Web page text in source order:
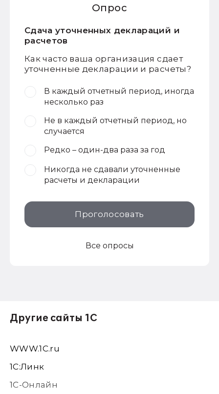
Опрос
Сдача уточненных деклараций и
расчетов
Как часто ваша организация сдает
уточненные декларации и расчеты?
В каждый отчетный период, иногда
несколько раз
Не в каждый отчетный период, но
случается
Редко – один-два раза за год
Никогда не сдавали уточненные
расчеты и декларации
Проголосовать
Все опросы
Другие сайты 1С
WWW.1С.ru
1С:Линк
1С-Онлайн